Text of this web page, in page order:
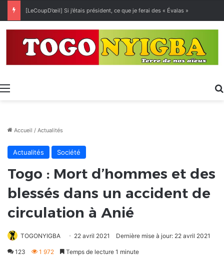
[LeCoupD’œil] Si j’étais président, ce que je ferai des « Évalas »
Menu
Accueil / Actualités
Actualités Société
Togo : Mort d’hommes et des
blessés dans un accident de
circulation à Anié
TOGONYIGBA 22 avril 2021 Dernière mise à jour: 22 avril 2021
123 1 972 Temps de lecture 1 minute